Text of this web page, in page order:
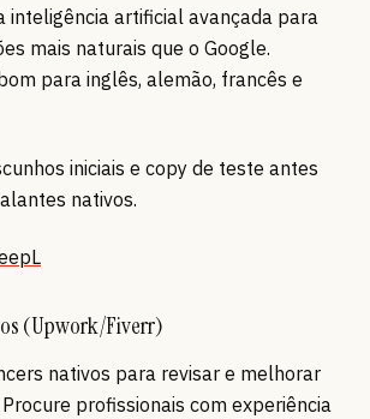
inteligência artificial avançada para
mais naturais que o Google.
para inglês, alemão, francês e
iniciais e copy de teste antes
nativos.
(Upwork/Fiverr)
nativos para revisar e melhorar
profissionais com experiência